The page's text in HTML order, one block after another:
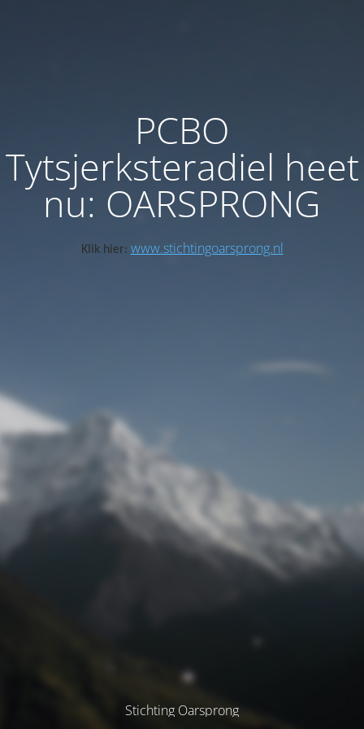
PCBO
Tytsjerksteradiel heet
nu: OARSPRONG
Klik hier: www.stichtingoarsprong.nl
Stichting Oarsprong